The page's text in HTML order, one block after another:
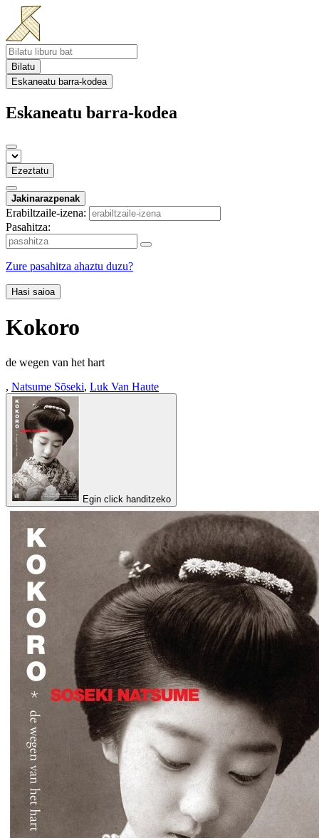
Bilatu
Eskaneatu barra-kodea
Eskaneatu barra-kodea
Ezeztatu
Jakinarazpenak
Erabiltzaile-izena:
Pasahitza:
Zure pasahitza ahaztu duzu?
Hasi saioa
Kokoro
de wegen van het hart
, Natsume Sōseki, Luk Van Haute
Egin click handitzeko